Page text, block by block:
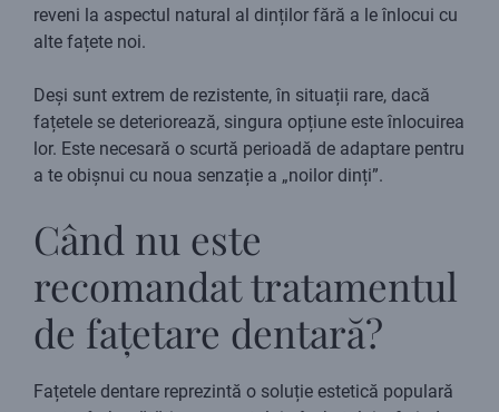
reveni la aspectul natural al dinților fără a le înlocui cu
alte fațete noi.
Deși sunt extrem de rezistente, în situații rare, dacă
fațetele se deteriorează, singura opțiune este înlocuirea
lor. Este necesară o scurtă perioadă de adaptare pentru
a te obișnui cu noua senzație a „noilor dinți”.
Când nu este
recomandat tratamentul
de fațetare dentară?
Fațetele dentare reprezintă o soluție estetică populară